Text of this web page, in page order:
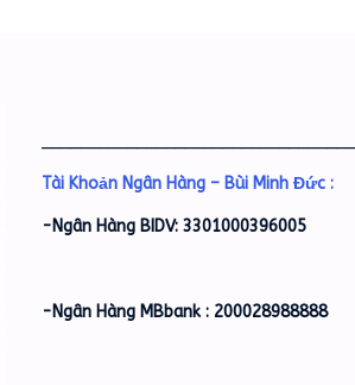
Tài Khoản Ngân Hàng – Bùi Minh Đức :
-Ngân Hàng BIDV: 3301000396005
-Ngân Hàng MBbank : 200028988888